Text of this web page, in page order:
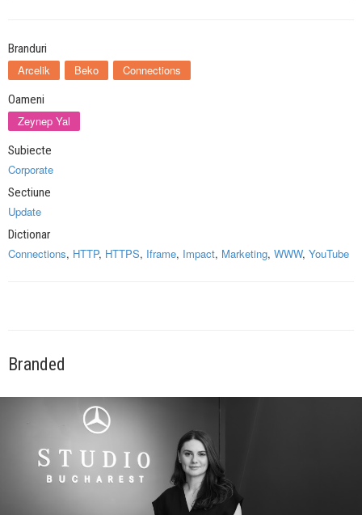
Branduri
Arcelik Beko Connections
Oameni
Zeynep Yal
Subiecte
Corporate
Sectiune
Update
Dictionar
Connections, HTTP, HTTPS, Iframe, Impact, Marketing, WWW, YouTube
Branded